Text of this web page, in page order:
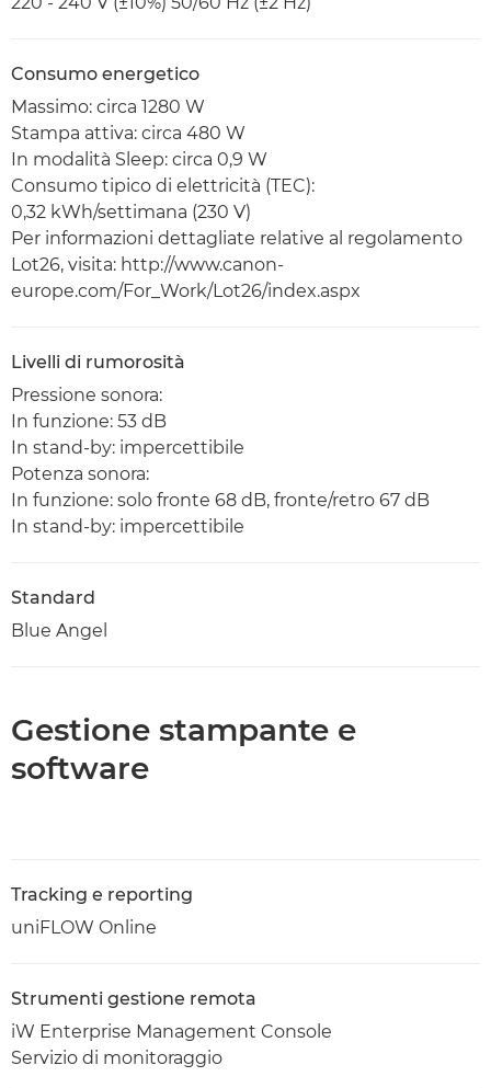
Consumo energetico
Massimo: circa 1280 W
Stampa attiva: circa 480 W
In modalità Sleep: circa 0,9 W
Consumo tipico di elettricità (TEC):
0,32 kWh/settimana (230 V)
Per informazioni dettagliate relative al regolamento
Lot26, visita: http://www.canon-
europe.com/For_Work/Lot26/index.aspx
Livelli di rumorosità
Pressione sonora:
In funzione: 53 dB
In stand-by: impercettibile
Potenza sonora:
In funzione: solo fronte 68 dB, fronte/retro 67 dB
In stand-by: impercettibile
Standard
Blue Angel
Gestione stampante e
software
Tracking e reporting
uniFLOW Online
Strumenti gestione remota
iW Enterprise Management Console
Servizio di monitoraggio